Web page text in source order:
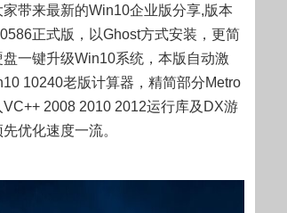
家带来最新的Win10企业版分享,版本
正式版，以Ghost方式安装，更简
一键升级Win10系统，本版自动激
10240老版计算器，精简部分Metro
VC++ 2008 2010 2012运行库及DX游
优化速度一流。